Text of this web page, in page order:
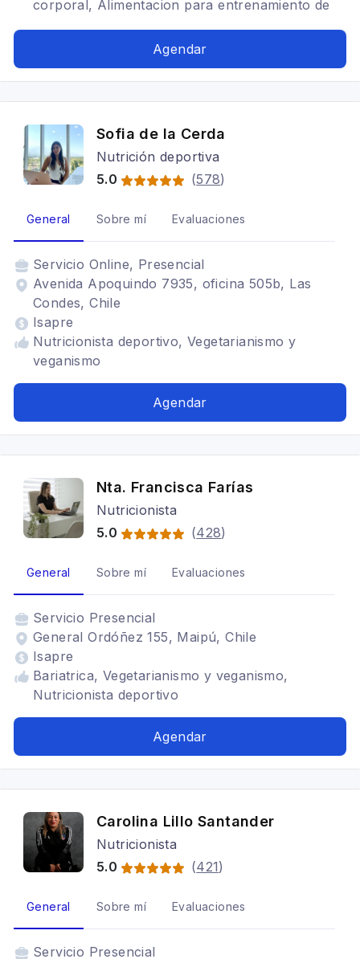
corporal, Alimentacion para entrenamiento de
Agendar
Sofia de la Cerda
Nutrición deportiva
5.0
(578)
General Sobre mí Evaluaciones
Servicio Online, Presencial
Avenida Apoquindo 7935, oficina 505b, Las
Condes, Chile
Isapre
Nutricionista deportivo, Vegetarianismo y
veganismo
Agendar
Nta. Francisca Farías
Nutricionista
5.0
(428)
General Sobre mí Evaluaciones
Servicio Presencial
General Ordóñez 155, Maipú, Chile
Isapre
Bariatrica, Vegetarianismo y veganismo,
Nutricionista deportivo
Agendar
Carolina Lillo Santander
Nutricionista
5.0
(421)
General Sobre mí Evaluaciones
Servicio Presencial